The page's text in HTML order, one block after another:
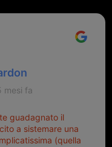
mesi fa
guadagnato il
a sistemare una
(quella